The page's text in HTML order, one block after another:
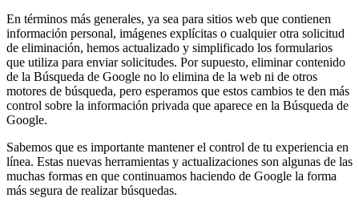
En términos más generales, ya sea para sitios web que contienen
información personal, imágenes explícitas o cualquier otra solicitud
de eliminación, hemos actualizado y simplificado los formularios
que utiliza para enviar solicitudes. Por supuesto, eliminar contenido
de la Búsqueda de Google no lo elimina de la web ni de otros
motores de búsqueda, pero esperamos que estos cambios te den más
control sobre la información privada que aparece en la Búsqueda de
Google.
Sabemos que es importante mantener el control de tu experiencia en
línea. Estas nuevas herramientas y actualizaciones son algunas de las
muchas formas en que continuamos haciendo de Google la forma
más segura de realizar búsquedas.